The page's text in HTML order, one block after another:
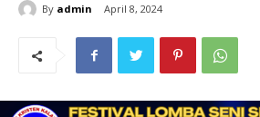
By admin April 8, 2024